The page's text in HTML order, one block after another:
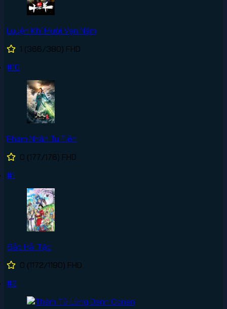
Luyện Khí Mười Vạn Năm
1 (366/380) FHD
#10
Phàm Nhân Tu Tiên
0 (177/176) FHD
#1
Đảo Hải Tặc
0 (1172/1190) FHD
#2